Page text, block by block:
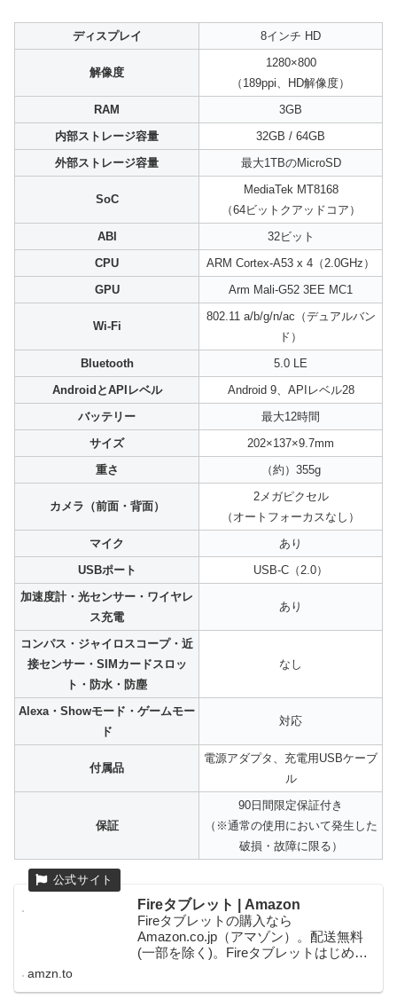
ディスプレイ 8インチ HD
解像度
1280×800
（189ppi、HD解像度）
RAM
3GB
内部ストレージ容量
32GB / 64GB
外部ストレージ容量
最大1TBのMicroSD
SoC
MediaTek MT8168
（64ビットクアッドコア）
ABI
32ビット
CPU
ARM Cortex-A53 x 4（2.0GHz）
GPU
Arm Mali-G52 3EE MC1
Wi-Fi
802.11 a/b/g/n/ac（デュアルバン
ド）
Bluetooth
5.0 LE
AndroidとAPIレベル
Android 9、APIレベル28
バッテリー
最大12時間
サイズ
202×137×9.7mm
重さ
（約）355g
カメラ（前面・背面）
2メガピクセル
（オートフォーカスなし）
マイク
あり
USBポート
USB-C（2.0）
加速度計・光センサー・ワイヤレ
ス充電
あり
コンパス・ジャイロスコープ・近
接センサー・SIMカードスロッ
ト・防水・防塵
なし
Alexa・Showモード・ゲームモー
ド
対応
付属品
電源アダプタ、充電用USBケーブ
ル
保証
90日間限定保証付き
（※通常の使用において発生した
破損・故障に限る）
Fireタブレット | Amazon
Fireタブレットの購入なら
Amazon.co.jp（アマゾン）。配送無料
(一部を除く)。Fireタブレットはじめ、
amzn.to